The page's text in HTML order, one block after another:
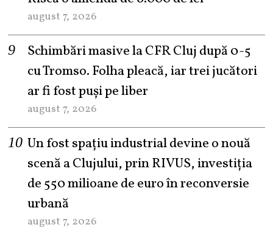
august 7, 2026
Schimbări masive la CFR Cluj după 0-5
cu Tromso. Folha pleacă, iar trei jucători
ar fi fost puși pe liber
august 7, 2026
Un fost spațiu industrial devine o nouă
scenă a Clujului, prin RIVUS, investiția
de 550 milioane de euro în reconversie
urbană
august 7, 2026